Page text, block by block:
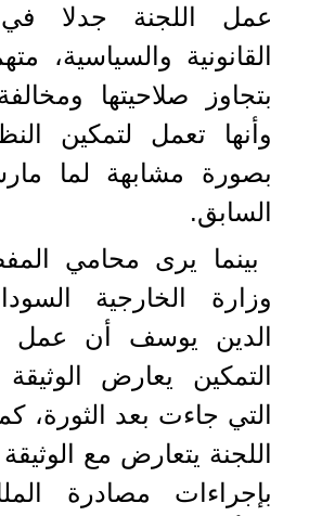
عمل اللجنة جدلا
القانونية والسياسية،
بتجاوز صلاحيتها
وأنها تعمل لتمكين
بصورة مشابهة لما
السابق.
بينما يرى محامي
وزارة الخارجية
الدين يوسف أن عمل
التمكين يعارض الوثيقة
التي جاءت بعد الثورة،
اللجنة يتعارض مع
بإجراءات مصادرة